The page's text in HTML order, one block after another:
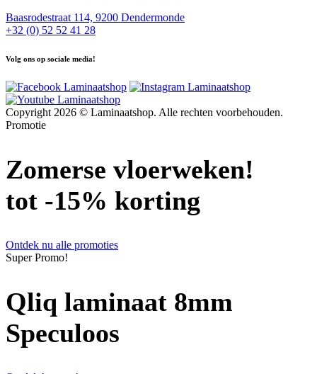
Baasrodestraat 114, 9200 Dendermonde
+32 (0) 52 52 41 28
Volg ons op sociale media!
Copyright 2026 © Laminaatshop. Alle rechten voorbehouden.
Promotie
Zomerse vloerweken!
tot -15% korting
Ontdek nu alle promoties
Super Promo!
Qliq laminaat 8mm
Speculoos